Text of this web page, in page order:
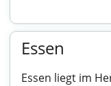
Essen
Essen liegt im